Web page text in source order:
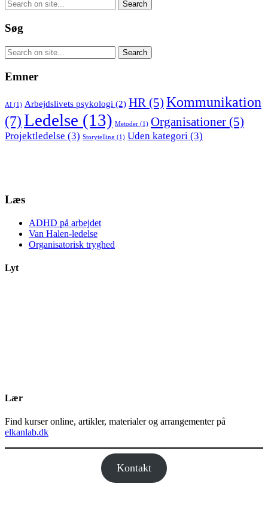
Søg
Emner
AI (1) Arbejdslivets psykologi (2) HR (5) Kommunikation
(7)Ledelse (13) Metoder (1) Organisationer (5)
Projektledelse (3) Storytelling (1) Uden kategori (3)
Læs
ADHD på arbejdet
Van Halen-ledelse
Organisatorisk tryghed
Lyt
Lær
Find kurser online, artikler, materialer og arrangementer på
elkanlab.dk
Kontakt